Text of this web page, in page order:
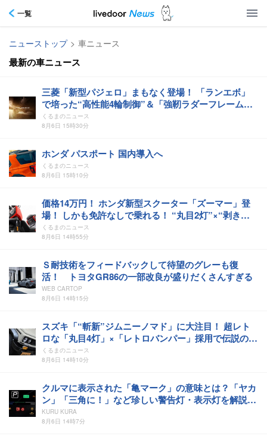
一覧
ニューストップ > 車ニュース
最新の車ニュース
三菱「新型パジェロ」まもなく登場！ 「ランエボ」
で培った“高性能4輪制御”＆「強靭ラダーフレーム」
採用で「最強のSUV」に大進化！ 新たな「三菱の代
表モデル」ティザーサイト更新
くるまのニュース
8月6日 15時30分
ホンダ パスポート 国内導入へ
くるまのニュース
8月6日 15時10分
価格14万円！ ホンダ新型スクーター「ズーマー」登
場！ しかも免許なしで乗れる！ “丸目2灯”×“剥き出
しパイプフレーム”のタフ仕様！ 伝説の“無骨”DNA継
ぐ新型「ZOOMER e:」中国で発表
くるまのニュース
8月6日 14時55分
Ｓ耐技術をフィードバックして待望のグレーも復
活！ トヨタGR86の一部改良が盛りだくさんすぎる
WEB CARTOP
8月6日 14時15分
スズキ「“斬新”ジムニーノマド」に大注目！ 超レト
ロな「丸目4灯」×「レトロバンパー」採用で伝説の
「デルタ」顔を完全再現！ 「ジムニーノマド アルマ
ータ」が超絶カッコいい！
くるまのニュース
8月6日 14時10分
クルマに表示された「亀マーク」の意味とは？「ヤカ
ン」「三角に！」など珍しい警告灯・表示灯を解説。
意外と便利なマークも【クルマの知識】
KURU KURA
8月6日 14時7分